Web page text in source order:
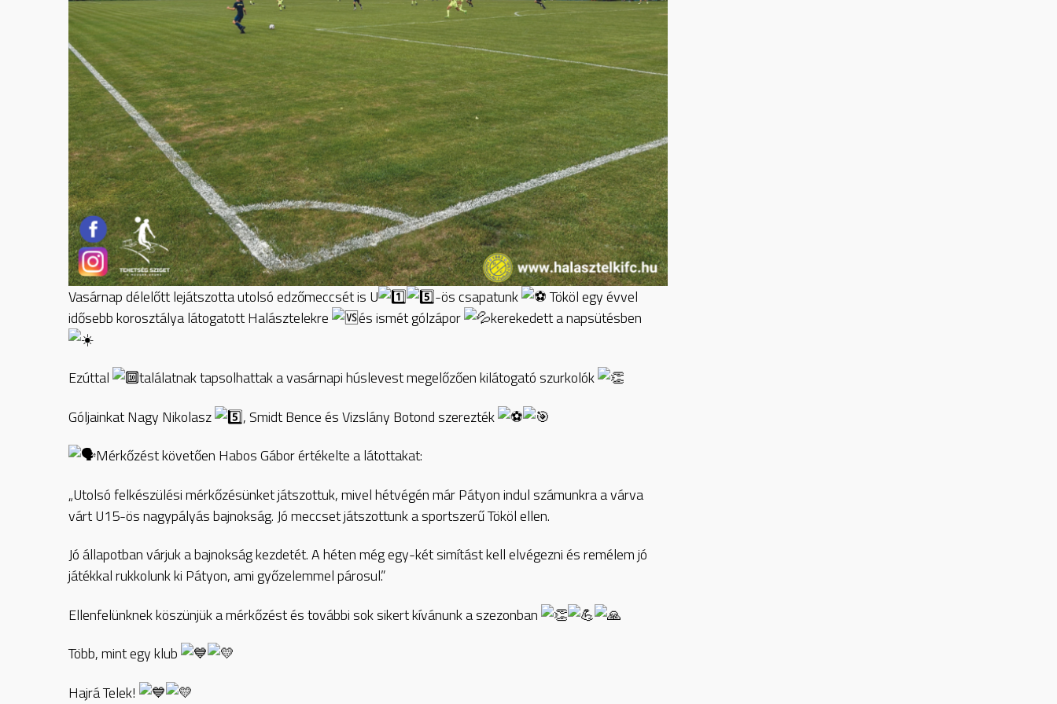
Vasárnap délelőtt lejátszotta utolsó edzőmeccsét is U -ös csapatunk
Tököl egy évvel
idősebb korosztálya látogatott Halásztelekre
és ismét gólzápor kerekedett a napsütésben
Ezúttal
találatnak tapsolhattak a vasárnapi húslevest megelőzően kilátogató szurkolók
Góljainkat Nagy Nikolasz
, Smidt Bence és Vizslány Botond szerezték
Mérkőzést követően Habos Gábor értékelte a látottakat:
„Utolsó felkészülési mérkőzésünket játszottuk, mivel hétvégén már Pátyon indul számunkra a várva
várt U15-ös nagypályás bajnokság. Jó meccset játszottunk a sportszerű Tököl ellen.
Jó állapotban várjuk a bajnokság kezdetét. A héten még egy-két simítást kell elvégezni és remélem jó
játékkal rukkolunk ki Pátyon, ami győzelemmel párosul.”
Ellenfelünknek köszünjük a mérkőzést és további sok sikert kívánunk a szezonban
Több, mint egy klub
Hajrá Telek!